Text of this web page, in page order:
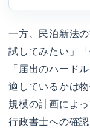
一方、民泊新法
試してみたい」
「届出のハード
適しているかは
規模の計画によ
行政書士への確認